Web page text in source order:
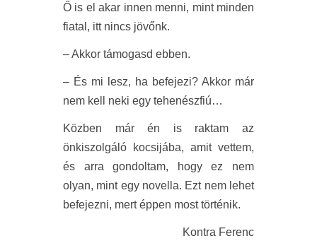
Ő is el akar innen menni, mint minden
fiatal, itt nincs jövőnk.
– Akkor támogasd ebben.
– És mi lesz, ha befejezi? Akkor már
nem kell neki egy tehenészfiú…
Közben már én is raktam az
önkiszolgáló kocsijába, amit vettem,
és arra gondoltam, hogy ez nem
olyan, mint egy novella. Ezt nem lehet
befejezni, mert éppen most történik.
Kontra Ferenc